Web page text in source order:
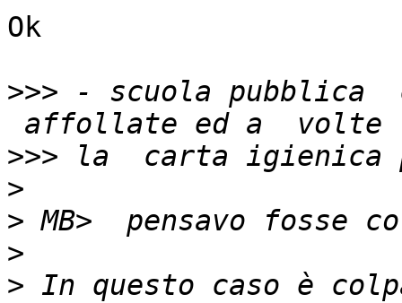
Ok
>>> - scuola pubblica
>>>
>
>
>
> In questo caso è